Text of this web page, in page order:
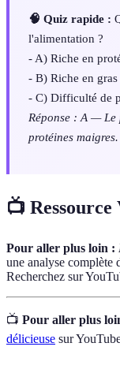
🧠 Quiz rapide :
l'alimentation ?
- A) Riche en
- B) Riche en gras
- C) Difficulté de
Réponse : A — Le
protéines maigres.
📺 Ressource
Pour aller plus loin :
une analyse complète
Recherchez sur
📺 Pour aller plus
délicieuse sur